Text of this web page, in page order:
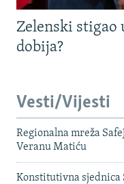
Zelenski stigao
dobija?
Vesti/Vijesti
Regionalna mreža
Veranu Matiću
Konstitutivna sjednica